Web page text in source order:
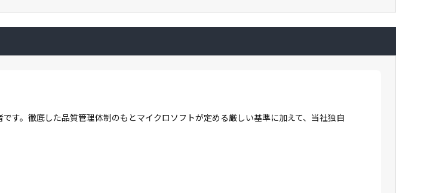
す。徹底した品質管理体制のもとマイクロソフトが定める厳しい基準に加えて、当社独自